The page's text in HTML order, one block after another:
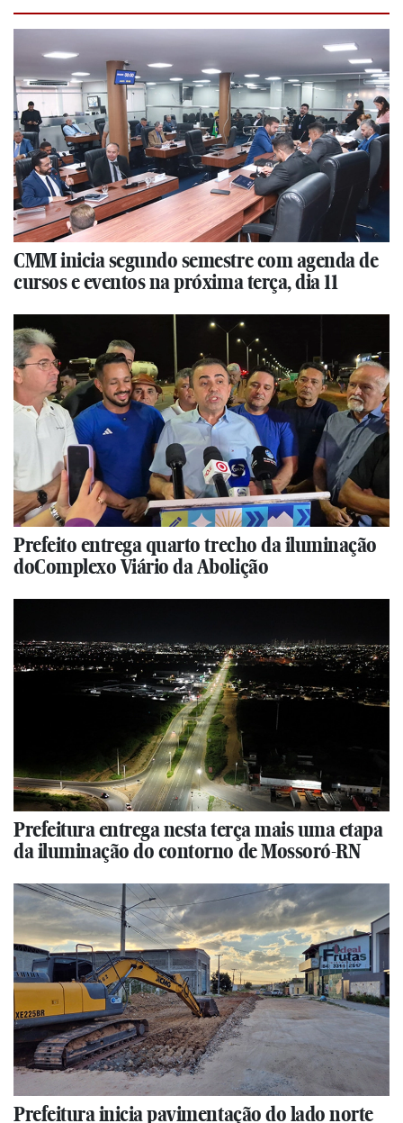
CMM inicia segundo semestre com agenda de
cursos e eventos na próxima terça, dia 11
Prefeito entrega quarto trecho da iluminação
doComplexo Viário da Abolição
Prefeitura entrega nesta terça mais uma etapa
da iluminação do contorno de Mossoró-RN
Prefeitura inicia pavimentação do lado norte